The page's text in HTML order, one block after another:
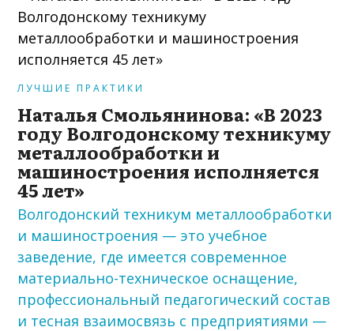
ЛУЧШИЕ ПРАКТИКИ
Наталья Смольянинова: «В 2023
году Волгодонскому техникуму
металлообработки и
машиностроения исполняется
45 лет»
Волгодонский техникум металлообработки
и машиностроения — это учебное
заведение, где имеется современное
материально-техническое оснащение,
профессиональный педагогический состав
и тесная взаимосвязь с предприятиями —